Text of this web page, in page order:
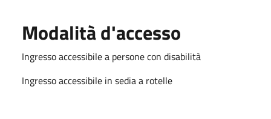
Modalità d'accesso
Ingresso accessibile a persone con disabilità
Ingresso accessibile in sedia a rotelle